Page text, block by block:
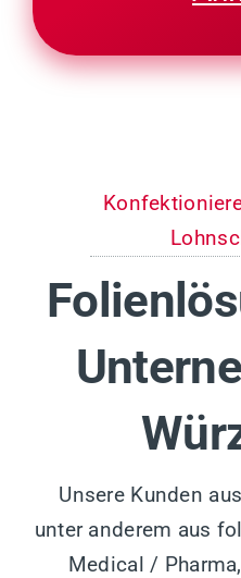
Unsere Kunden
unter anderem aus
Medical /